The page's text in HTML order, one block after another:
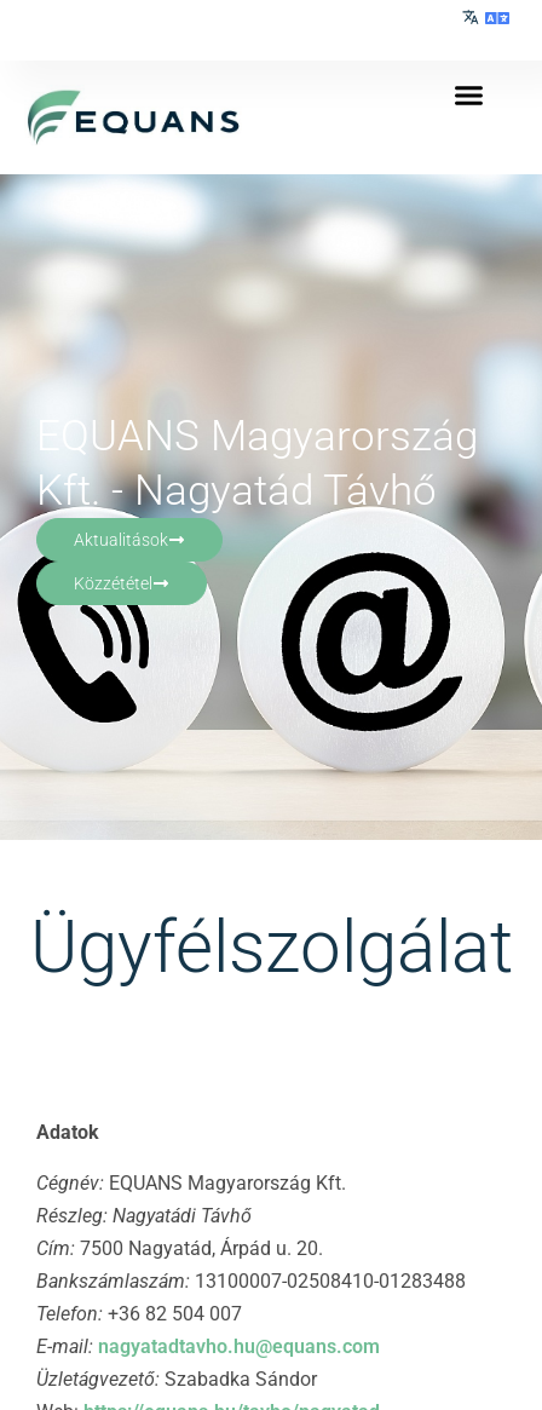
EQUANS Magyarország
Kft. - Nagyatád Távhő
Aktualitások
Közzététel
Ügyfélszolgálat
Adatok
Cégnév: EQUANS Magyarország Kft.
Részleg: Nagyatádi Távhő
Cím: 7500 Nagyatád, Árpád u. 20.
Bankszámlaszám: 13100007-02508410-01283488
Telefon: +36 82 504 007
E-mail: nagyatadtavho.hu@equans.com
Üzletágvezető: Szabadka Sándor